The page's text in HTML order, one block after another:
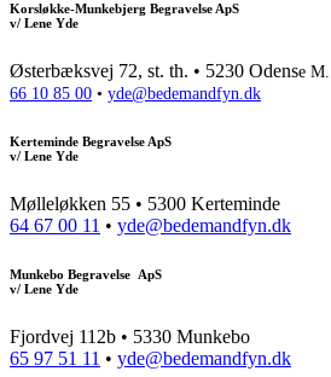
Korsløkke-Munkebjerg Begravelse ApS
v/ Lene Yde
Østerbæksvej 72, st. th. • 5230 Odense M.
66 10 85 00 • yde@bedemandfyn.dk
Kerteminde Begravelse ApS
v/ Lene Yde
Mølleløkken 55 • 5300 Kerteminde
64 67 00 11 • yde@bedemandfyn.dk
Munkebo Begravelse ApS
v/ Lene Yde
Fjordvej 112b • 5330 Munkebo
65 97 51 11 • yde@bedemandfyn.dk